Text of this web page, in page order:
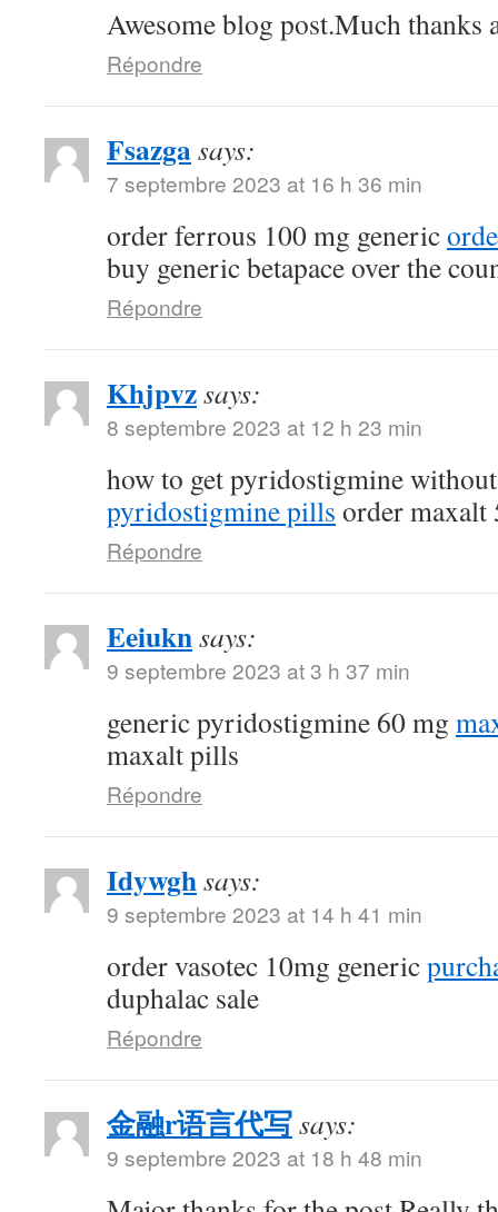
Awesome blog post.Much thanks
Répondre
Fsazgasays:
7 septembre 2023 at 16 h 36 min
order ferrous 100 mg generic
buy generic betapace over the
Répondre
Khjpvzsays:
8 septembre 2023 at 12 h 23 min
how to get pyridostigmine
pyridostigmine pills order
Répondre
Eeiuknsays:
9 septembre 2023 at 3 h 37 min
generic pyridostigmine 60 mg
maxalt pills
Répondre
Idywghsays:
9 septembre 2023 at 14 h 41 min
order vasotec 10mg generic
duphalac sale
Répondre
金融r语言代写says:
9 septembre 2023 at 18 h 48 min